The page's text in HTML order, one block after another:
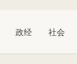
政经 社会